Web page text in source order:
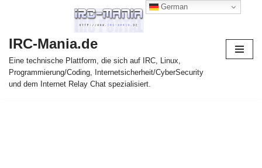
Inhalt
springen
IRC-Mania.de
Eine technische Plattform, die sich auf IRC, Linux,
Programmierung/Coding, Internetsicherheit/CyberSecurity
und dem Internet Relay Chat spezialisiert.
German